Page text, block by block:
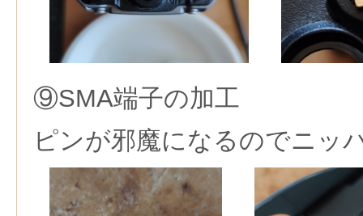
⑨SMA端子の加工
ピンが邪魔になるのでニッ